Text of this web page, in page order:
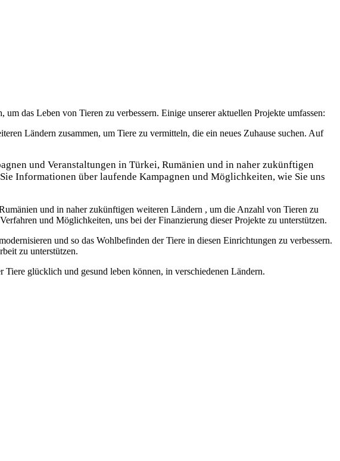
das Leben von Tieren zu verbessern. Einige unserer aktuellen Projekte umfassen:
Ländern zusammen, um Tiere zu vermitteln, die ein neues Zuhause suchen. Auf
und Veranstaltungen in Türkei, Rumänien und in naher zukünftigen
Informationen über laufende Kampagnen und Möglichkeiten, wie Sie uns
und in naher zukünftigen weiteren Ländern , um die Anzahl von Tieren zu
und Möglichkeiten, uns bei der Finanzierung dieser Projekte zu unterstützen.
und so das Wohlbefinden der Tiere in diesen Einrichtungen zu verbessern.
zu unterstützen.
glücklich und gesund leben können, in verschiedenen Ländern.